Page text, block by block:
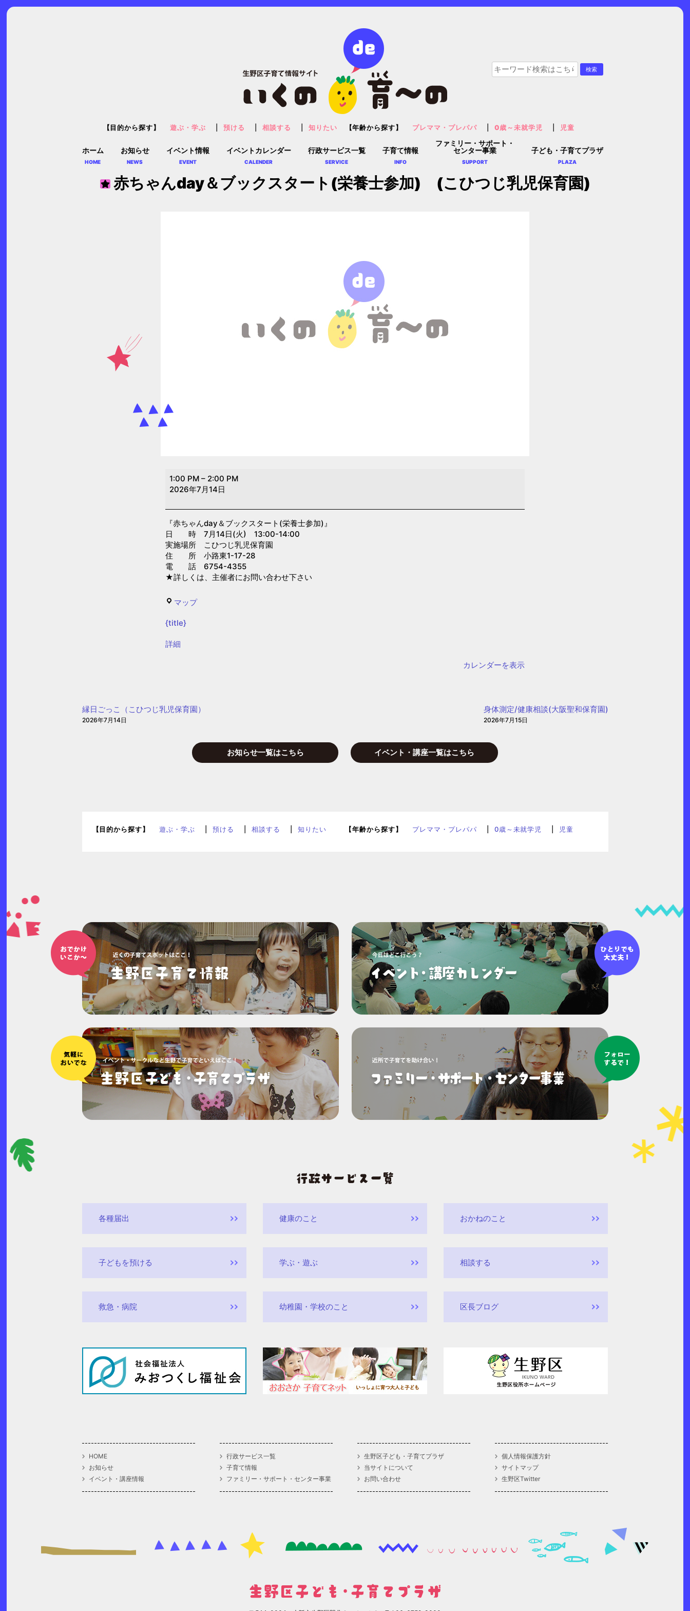
ホーム
HOME
お知らせ
NEWS
イベント情報
EVENT
イベントカレンダー
CALENDER
行政サービス一覧
SERVICE
子育て情報
INFO
ファミリー・サポート・
センター事業
SUPPORT
子ども・子育てプラザ
PLAZA
【目的から探す】 遊ぶ・学ぶ 預ける 相談する 知りたい 【年齢から探す】 プレママ・プレパパ 0歳～未就学児 児童
赤ちゃんday＆ブックスタート(栄養士参加) (こひつじ乳児保育園)
赤
ち
day
＆
ブ
ッ
ク
ー
(栄
(こ
1:00 PM – 2:00 PM
2026年7月14日
『赤ちゃんday＆ブックスタート(栄養士参加)』
日 時 7月14日(火) 13:00-14:00
実施場所 こひつじ乳児保育園
住 所 小路東1-17-28
電 話 6754-4355
★詳しくは、主催者にお問い合わせ下さい
マップこ
園
{title}
{title}
詳細
カレンダーを表示
縁日ごっこ（こひつじ乳児保育園）
2026年7月14日
身体測定/健康相談(大阪聖和保育園)
2026年7月15日
お知らせ一覧はこちら イベント・講座一覧はこちら
【目的から探す】 遊ぶ・学ぶ 預ける 相談する 知りたい 【年齢から探す】 プレママ・プレパパ 0歳～未就学児 児童
各種届出 健康のこと おかねのこと
子どもを預ける 学ぶ・遊ぶ 相談する
救急・病院 幼稚園・学校のこと 区長ブログ
HOME
お知らせ
イベント・講座情報
行政サービス一覧
子育て情報
ファミリー・サポート・センター事業
生野区子ども・子育てプラザ
当サイトについて
お問い合わせ
個人情報保護方針
サイトマップ
生野区Twitter